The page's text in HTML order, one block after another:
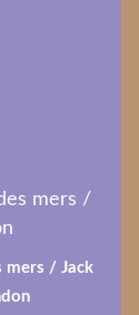
mers / Jack